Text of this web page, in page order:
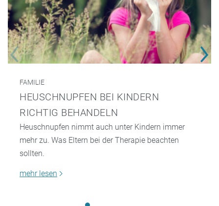
FAMILIE
HEUSCHNUPFEN BEI KINDERN
RICHTIG BEHANDELN
Heuschnupfen nimmt auch unter Kindern immer
mehr zu. Was Eltern bei der Therapie beachten
sollten.
mehr lesen